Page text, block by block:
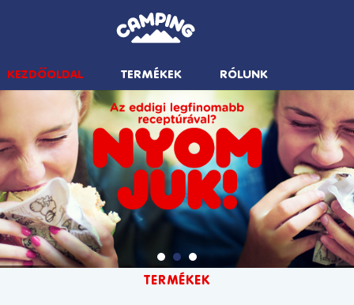
KEZDŐOLDAL TERMÉKEK RÓLUNK
TERMÉKEK